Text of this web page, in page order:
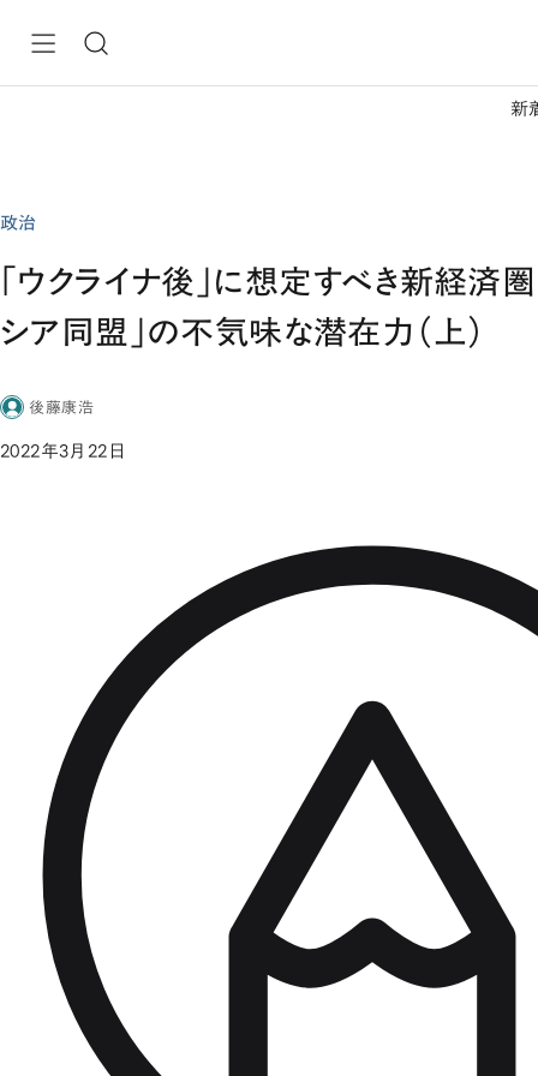
新
政治
「ウクライナ後」に想定すべき新経済圏
シア同盟」の不気味な潜在力（上）
後藤康浩
2022年3月22日